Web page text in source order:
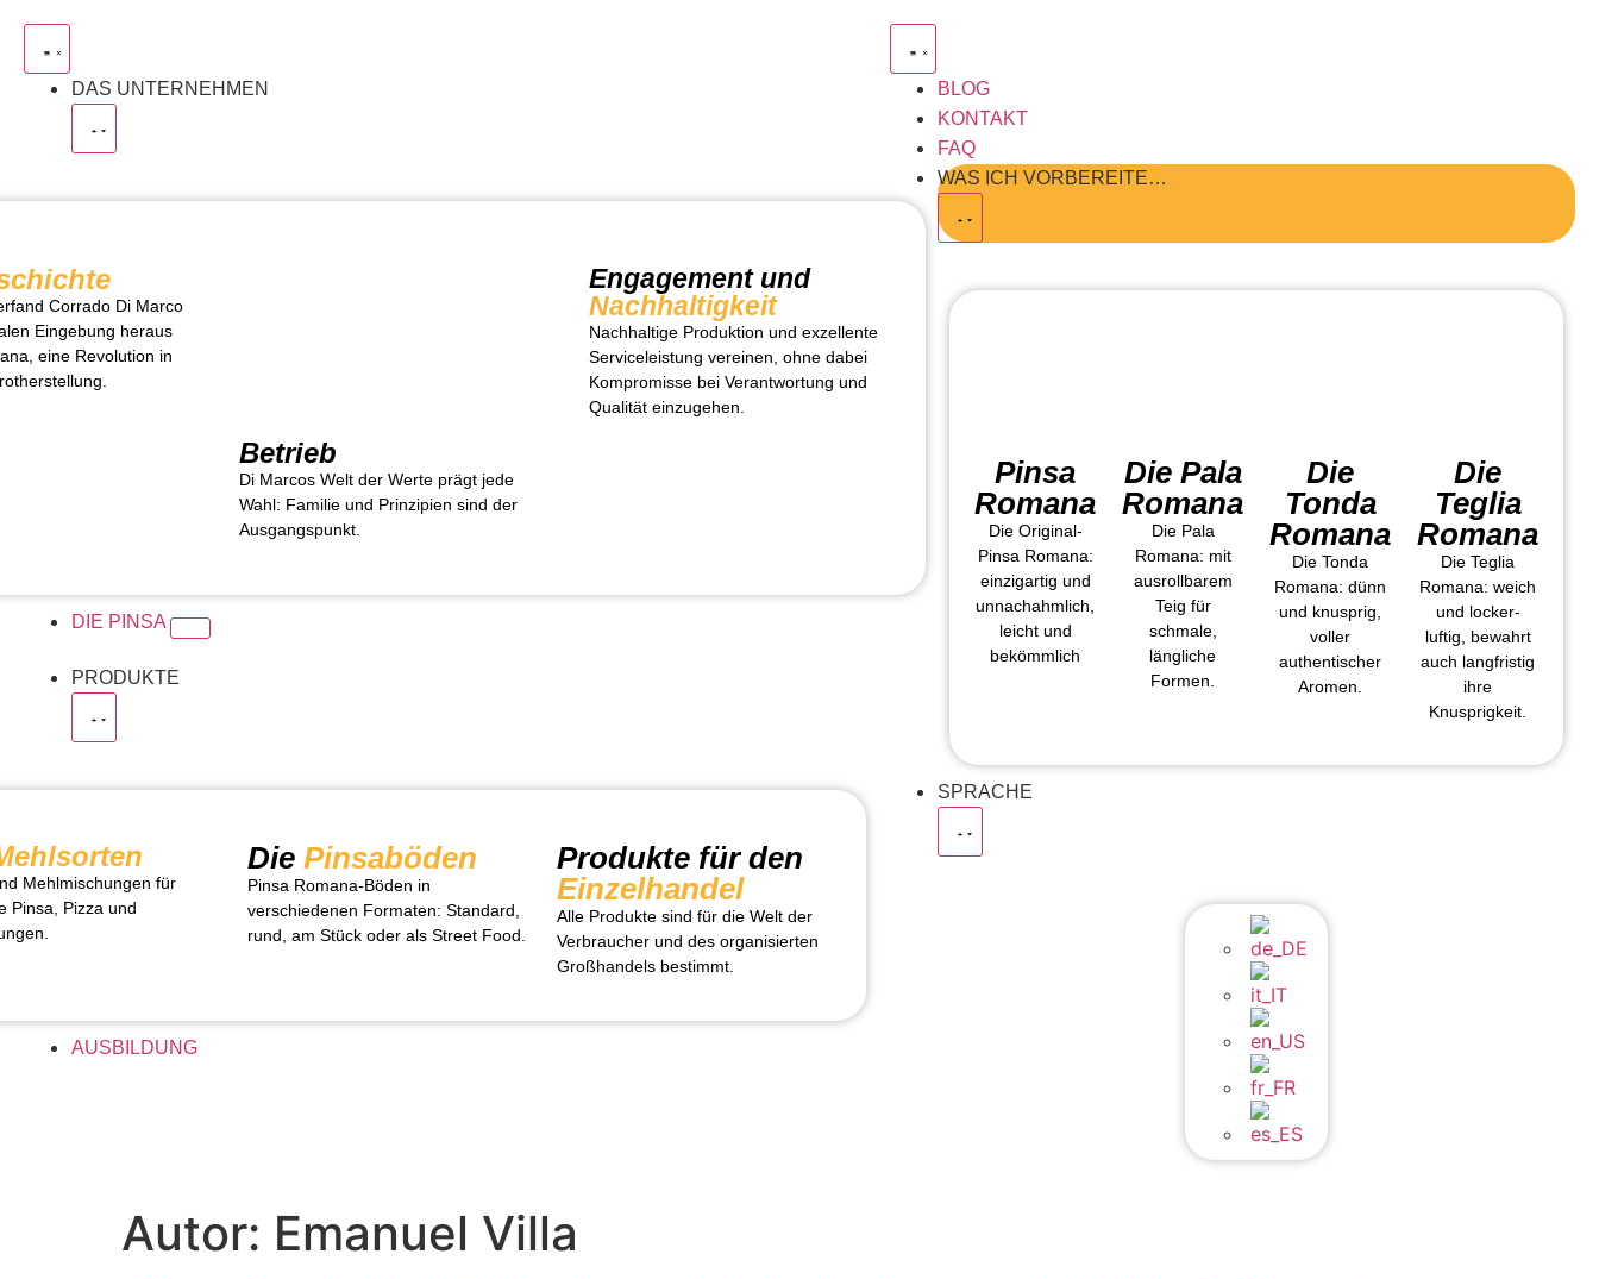
DAS UNTERNEHMEN
Corrado Di Marco
Eingebung heraus
eine Revolution in
Betrieb
Di Marcos Welt der Werte prägt jede
Wahl: Familie und Prinzipien sind der
Ausgangspunkt.
Engagement und
Nachhaltigkeit
Nachhaltige Produktion und exzellente
Serviceleistung vereinen, ohne dabei
Kompromisse bei Verantwortung und
Qualität einzugehen.
DIE PINSA
PRODUKTE
Mehlmischungen für
Pinsa, Pizza und
Die Pinsaböden
Pinsa Romana-Böden in
verschiedenen Formaten: Standard,
rund, am Stück oder als Street Food.
Produkte für den
Einzelhandel
Alle Produkte sind für die Welt der
Verbraucher und des organisierten
Großhandels bestimmt.
AUSBILDUNG
BLOG
KONTAKT
FAQ
WAS ICH VORBEREITE…
Pinsa
Romana
Die Original-
Pinsa Romana:
einzigartig und
unnachahmlich,
leicht und
bekömmlich
Die Pala
Romana
Die Pala
Romana: mit
ausrollbarem
Teig für
schmale,
längliche
Formen.
Die
Tonda
Romana
Die Tonda
Romana: dünn
und knusprig,
voller
authentischer
Aromen.
Die
Teglia
Romana
Die Teglia
Romana: weich
und locker-
luftig, bewahrt
auch langfristig
ihre
Knusprigkeit.
SPRACHE
Autor: Emanuel Villa